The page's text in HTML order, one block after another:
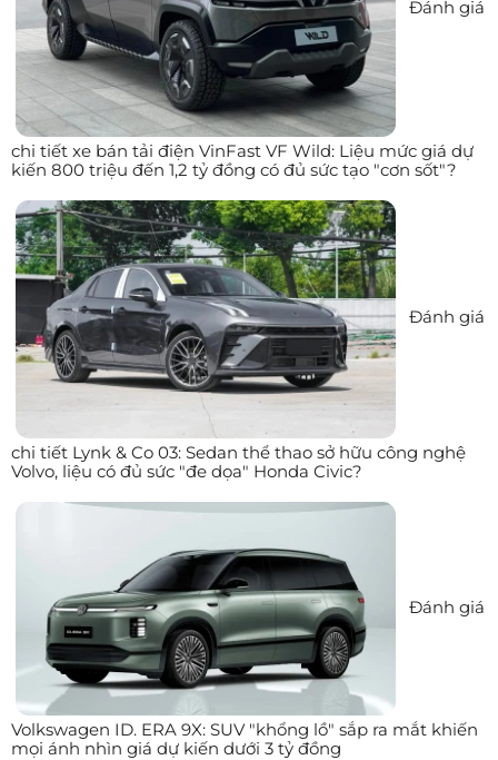
Đánh giá
chi tiết xe bán tải điện VinFast VF Wild: Liệu mức giá dự
kiến 800 triệu đến 1,2 tỷ đồng có đủ sức tạo "cơn sốt"?
Đánh giá
chi tiết Lynk & Co 03: Sedan thể thao sở hữu công nghệ
Volvo, liệu có đủ sức "đe dọa" Honda Civic?
Đánh giá
Volkswagen ID. ERA 9X: SUV "khổng lồ" sắp ra mắt khiến
mọi ánh nhìn giá dự kiến dưới 3 tỷ đồng